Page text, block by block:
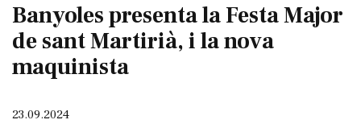
Banyoles presenta la Festa Major
de sant Martirià, i la nova
maquinista
23.09.2024